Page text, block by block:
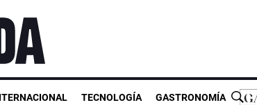
TECNOLOGÍA GASTRONOMÍA